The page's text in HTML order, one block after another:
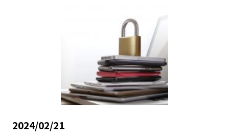
2024/02/21